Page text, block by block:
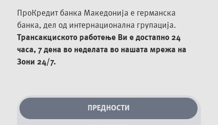
ПроКредит банка Македонија е германска
банка, дел од интернационална групација.
Трансакциското работење Ви е достапно 24
часа, 7 дена во неделата во нашата мрежа на
Зони 24/7.
ПРЕДНОСТИ